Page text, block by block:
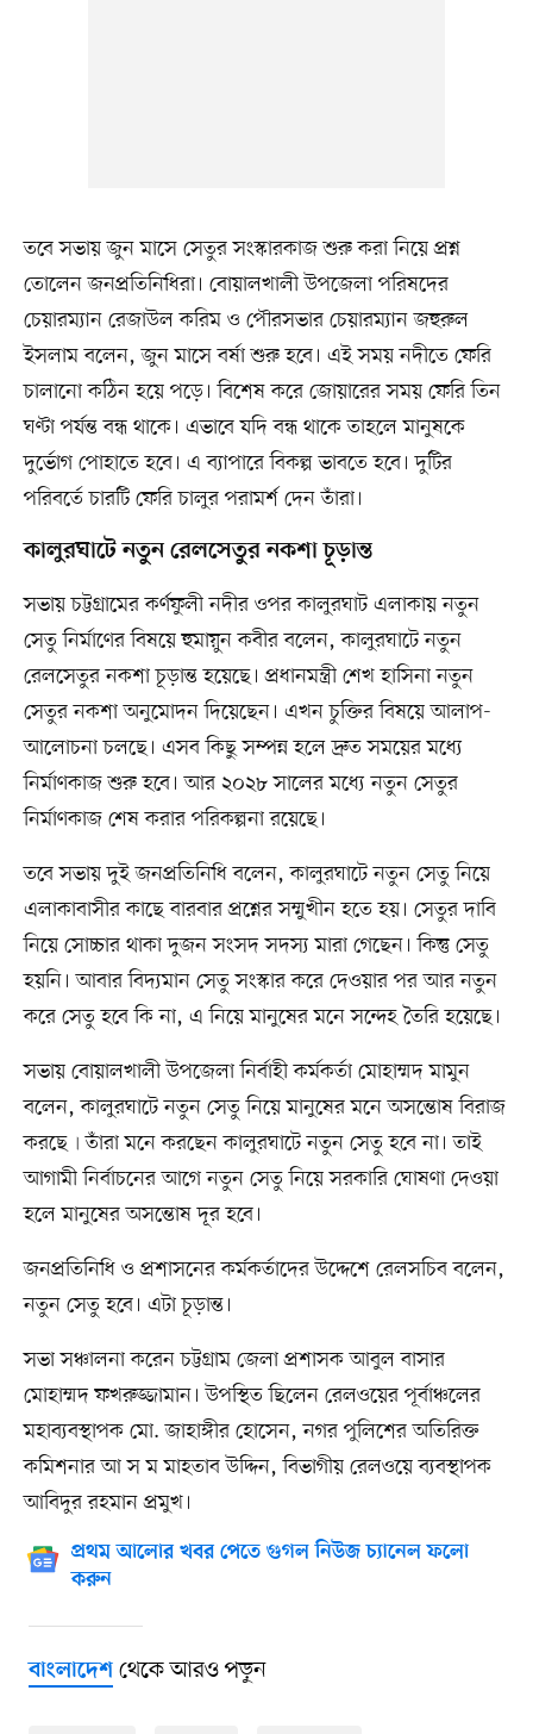
তবে সভায় জুন মাসে সেতুর সংস্কারকাজ শুরু করা নিয়ে প্রশ্ন
তোলেন জনপ্রতিনিধিরা। বোয়ালখালী উপজেলা পরিষদের
চেয়ারম্যান রেজাউল করিম ও পৌরসভার চেয়ারম্যান জহুরুল
ইসলাম বলেন, জুন মাসে বর্ষা শুরু হবে। এই সময় নদীতে ফেরি
চালানো কঠিন হয়ে পড়ে। বিশেষ করে জোয়ারের সময় ফেরি তিন
ঘণ্টা পর্যন্ত বন্ধ থাকে। এভাবে যদি বন্ধ থাকে তাহলে মানুষকে
দুর্ভোগ পোহাতে হবে। এ ব্যাপারে বিকল্প ভাবতে হবে। দুটির
পরিবর্তে চারটি ফেরি চালুর পরামর্শ দেন তাঁরা।
কালুরঘাটে নতুন রেলসেতুর নকশা চূড়ান্ত
সভায় চট্টগ্রামের কর্ণফুলী নদীর ওপর কালুরঘাট এলাকায় নতুন
সেতু নির্মাণের বিষয়ে হুমায়ুন কবীর বলেন, কালুরঘাটে নতুন
রেলসেতুর নকশা চূড়ান্ত হয়েছে। প্রধানমন্ত্রী শেখ হাসিনা নতুন
সেতুর নকশা অনুমোদন দিয়েছেন। এখন চুক্তির বিষয়ে আলাপ-
আলোচনা চলছে। এসব কিছু সম্পন্ন হলে দ্রুত সময়ের মধ্যে
নির্মাণকাজ শুরু হবে। আর ২০২৮ সালের মধ্যে নতুন সেতুর
নির্মাণকাজ শেষ করার পরিকল্পনা রয়েছে।
তবে সভায় দুই জনপ্রতিনিধি বলেন, কালুরঘাটে নতুন সেতু নিয়ে
এলাকাবাসীর কাছে বারবার প্রশ্নের সম্মুখীন হতে হয়। সেতুর দাবি
নিয়ে সোচ্চার থাকা দুজন সংসদ সদস্য মারা গেছেন। কিন্তু সেতু
হয়নি। আবার বিদ্যমান সেতু সংস্কার করে দেওয়ার পর আর নতুন
করে সেতু হবে কি না, এ নিয়ে মানুষের মনে সন্দেহ তৈরি হয়েছে।
সভায় বোয়ালখালী উপজেলা নির্বাহী কর্মকর্তা মোহাম্মদ মামুন
বলেন, কালুরঘাটে নতুন সেতু নিয়ে মানুষের মনে অসন্তোষ বিরাজ
করছে৷ তাঁরা মনে করছেন কালুরঘাটে নতুন সেতু হবে না। তাই
আগামী নির্বাচনের আগে নতুন সেতু নিয়ে সরকারি ঘোষণা দেওয়া
হলে মানুষের অসন্তোষ দূর হবে।
জনপ্রতিনিধি ও প্রশাসনের কর্মকর্তাদের উদ্দেশে রেলসচিব বলেন,
নতুন সেতু হবে। এটা চূড়ান্ত।
সভা সঞ্চালনা করেন চট্টগ্রাম জেলা প্রশাসক আবুল বাসার
মোহাম্মদ ফখরুজ্জামান। উপস্থিত ছিলেন রেলওয়ের পূর্বাঞ্চলের
মহাব্যবস্থাপক মো. জাহাঙ্গীর হোসেন, নগর পুলিশের অতিরিক্ত
কমিশনার আ স ম মাহতাব উদ্দিন, বিভাগীয় রেলওয়ে ব্যবস্থাপক
আবিদুর রহমান প্রমুখ।
প্রথম আলোর খবর পেতে গুগল নিউজ চ্যানেল ফলো
করুন
বাংলাদেশথেকে আরও পড়ুন